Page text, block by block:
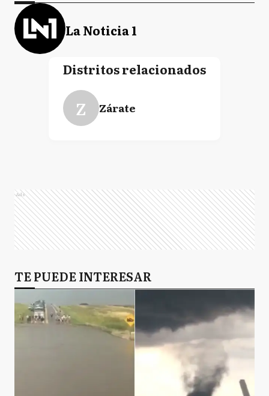
La Noticia 1
Distritos relacionados
Z Zárate
Ads
TE PUEDE INTERESAR